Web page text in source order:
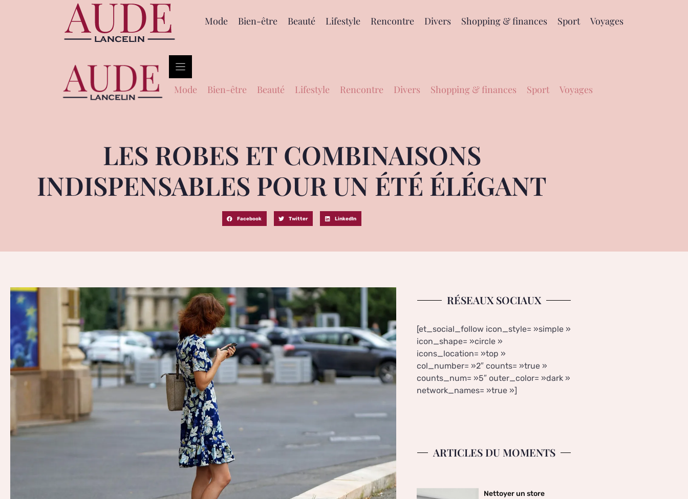
Mode Bien-être Beauté Lifestyle Rencontre Divers Shopping & finances Sport Voyages
Mode Bien-être Beauté Lifestyle Rencontre Divers Shopping & finances Sport Voyages
LES ROBES ET COMBINAISONS
INDISPENSABLES POUR UN ÉTÉ ÉLÉGANT
Facebook Twitter LinkedIn
RÉSEAUX SOCIAUX
[et_social_follow icon_style= »simple »
icon_shape= »circle »
icons_location= »top »
col_number= »2″ counts= »true »
counts_num= »5″ outer_color= »dark »
network_names= »true »]
ARTICLES DU MOMENTS
Nettoyer un store